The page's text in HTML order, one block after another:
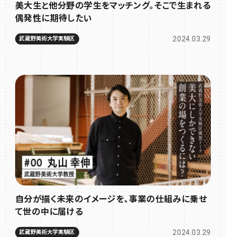
美大生と他分野の学生をマッチング。そこで生まれる
偶発性に期待したい
武蔵野美術大学実験区 2024.03.29
自分が描く未来のイメージを、事業の仕組みに乗せ
て世の中に届ける
武蔵野美術大学実験区 2024.03.29